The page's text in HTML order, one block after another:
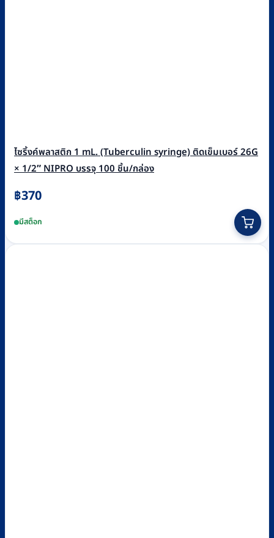
ไซริ้งค์พลาสติก 1 mL. (Tuberculin syringe) ติดเข็มเบอร์ 26G
× 1/2″ NIPRO บรรจุ 100 ชิ้น/กล่อง
฿370
มีสต็อก